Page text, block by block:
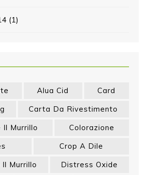
(1)
Alua Cid
Card
Carta Da Rivestimento
Il Murrillo
Colorazione
Crop A Dile
Murrillo
Distress Oxide